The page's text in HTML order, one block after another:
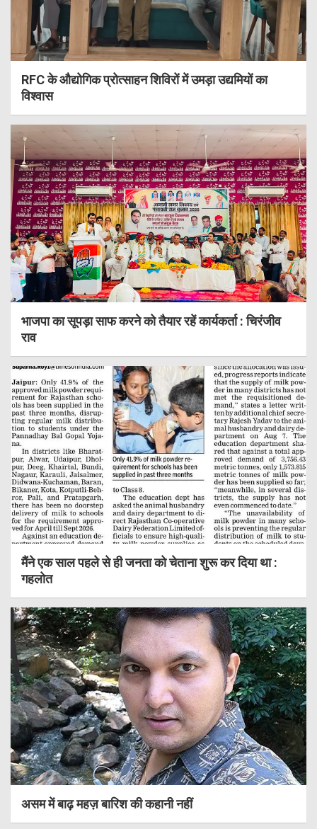
RFC के औद्योगिक प्रोत्साहन शिविरों में उमड़ा उद्यमियों का
विश्वास
भाजपा का सूपड़ा साफ करने को तैयार रहें कार्यकर्ता : चिरंजीव
राव
मैंने एक साल पहले से ही जनता को चेताना शुरू कर दिया था :
गहलोत
असम में बाढ़ महज़ बारिश की कहानी नहीं